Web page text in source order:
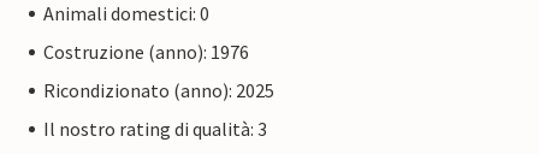
Animali domestici: 0
Costruzione (anno): 1976
Ricondizionato (anno): 2025
Il nostro rating di qualità: 3